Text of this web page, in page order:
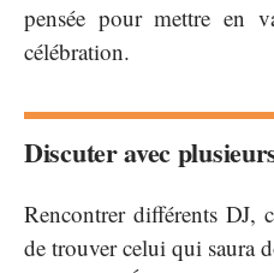
pensée pour mettre en
célébration.
Discuter avec
Rencontrer différents DJ,
de trouver celui qui saura